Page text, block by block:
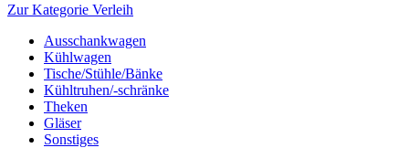
Zur Kategorie Verleih
Ausschankwagen
Kühlwagen
Tische/Stühle/Bänke
Kühltruhen/-schränke
Theken
Gläser
Sonstiges